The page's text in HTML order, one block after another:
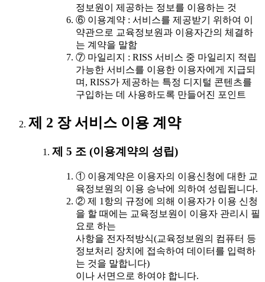
정보원이 제공하는 정보를 이용하는 것
⑥ 이용계약 : 서비스를 제공받기 위하여 이
약관으로 교육정보원과 이용자간의 체결하
는 계약을 말함
⑦ 마일리지 : RISS 서비스 중 마일리지 적립
가능한 서비스를 이용한 이용자에게 지급되
며, RISS가 제공하는 특정 디지털 콘텐츠를
구입하는 데 사용하도록 만들어진 포인트
제 2 장 서비스 이용 계약
제 5 조 (이용계약의 성립)
① 이용계약은 이용자의 이용신청에 대한 교
육정보원의 이용 승낙에 의하여 성립됩니다.
② 제 1항의 규정에 의해 이용자가 이용 신청
을 할 때에는 교육정보원이 이용자 관리시 필
요로 하는
사항을 전자적방식(교육정보원의 컴퓨터 등
정보처리 장치에 접속하여 데이터를 입력하
는 것을 말합니다)
이나 서면으로 하여야 합니다.